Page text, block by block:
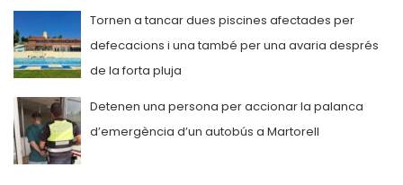
Tornen a tancar dues piscines afectades per
defecacions i una també per una avaria després
de la forta pluja
Detenen una persona per accionar la palanca
d’emergència d’un autobús a Martorell